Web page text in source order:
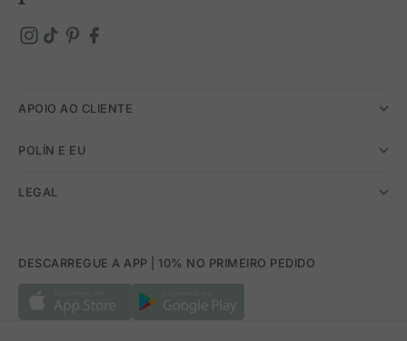
APOIO AO CLIENTE
POLÍN E EU
LEGAL
DESCARREGUE A APP | 10% NO PRIMEIRO PEDIDO